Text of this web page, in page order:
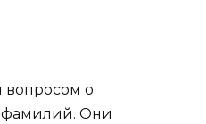
вопросом о
фамилий. Они